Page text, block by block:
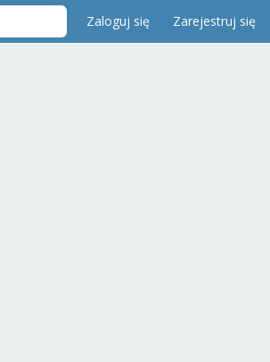
Zaloguj się Zarejestruj się